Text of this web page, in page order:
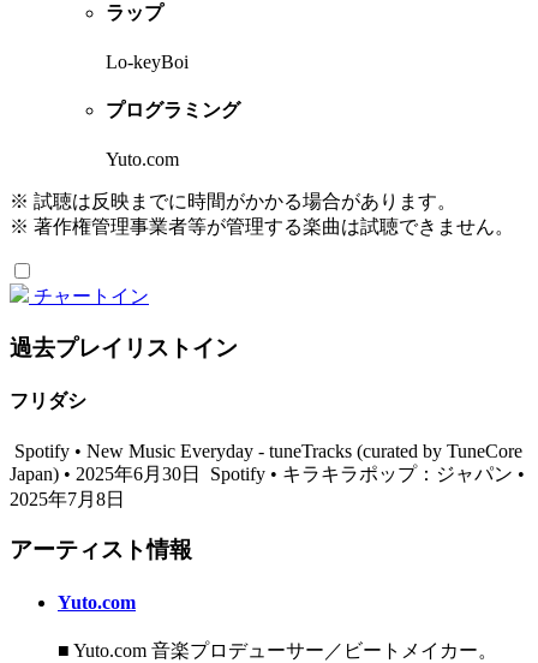
ラップ
Lo-keyBoi
プログラミング
Yuto.com
※ 試聴は反映までに時間がかかる場合があります。
※ 著作権管理事業者等が管理する楽曲は試聴できません。
チャートイン
過去プレイリストイン
フリダシ
Spotify • New Music Everyday - tuneTracks (curated by TuneCore
Japan) • 2025年6月30日
Spotify • キラキラポップ：ジャパン •
2025年7月8日
アーティスト情報
Yuto.com
■ Yuto.com 音楽プロデューサー／ビートメイカー。